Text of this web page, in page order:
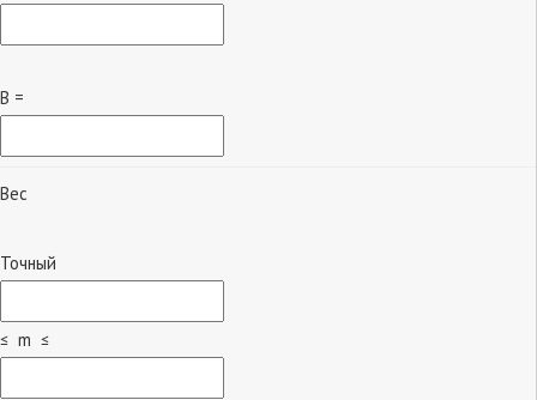
B =
Вес
Точный
≤ m ≤